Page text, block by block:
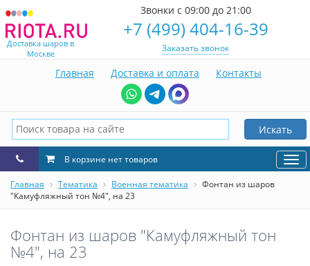
Доставка шаров в
Москве
Звонки с 09:00 до 21:00
+7 (499) 404-16-39
Заказать звонок
Главная Доставка и оплата Контакты
Искать
В корзине нет товаров
Главная Тематика Военная тематика
Фонтан из шаров
"Камуфляжный тон №4", на 23
Фонтан из шаров "Камуфляжный тон
№4", на 23